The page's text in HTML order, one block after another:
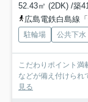
52.43㎡ (2DK) /築
広島電鉄白島線
駐輪場 公共下水
こだわりポイント満
などが備え付けられ
見る